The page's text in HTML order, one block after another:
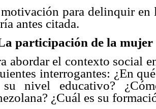
para delinquir en
antes citada.
participación de la mujer
abordar el contexto social
interrogantes: ¿En
su nivel educativo?
¿Cuál es su